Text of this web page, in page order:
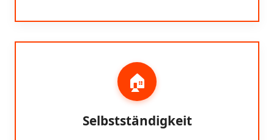
🏠
Selbstständigkeit